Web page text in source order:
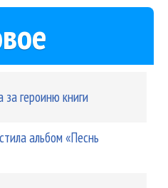
за героиню книги
альбом «Песнь